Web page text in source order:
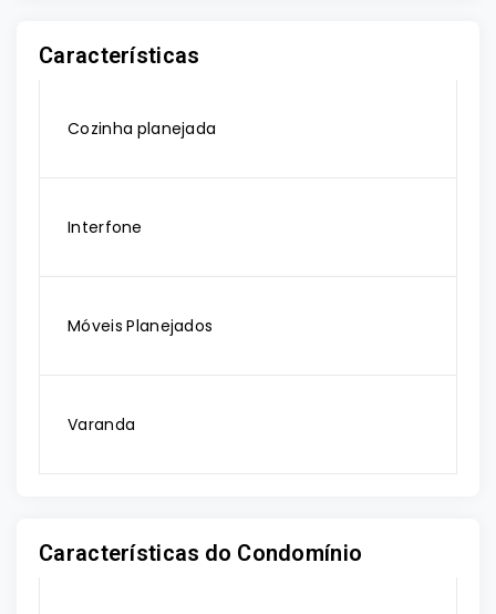
Características
Cozinha planejada
Interfone
Móveis Planejados
Varanda
Características do Condomínio